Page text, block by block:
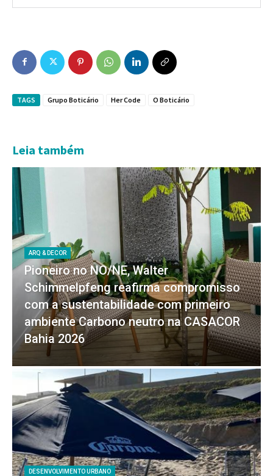
TAGS Grupo Boticário Her Code O Boticário
Leia também
ARQ & DECOR
Pioneiro no NO/NE, Walter
Schimmelpfeng reafirma compromisso
com a sustentabilidade com primeiro
ambiente Carbono neutro na CASACOR
Bahia 2026
DESENVOLVIMENTO URBANO